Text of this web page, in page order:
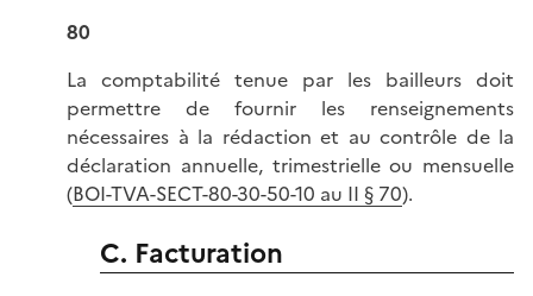
80
La comptabilité tenue par les bailleurs doit
permettre de fournir les renseignements
nécessaires à la rédaction et au contrôle de la
déclaration annuelle, trimestrielle ou mensuelle
(BOI-TVA-SECT-80-30-50-10 au II § 70).
C. Facturation